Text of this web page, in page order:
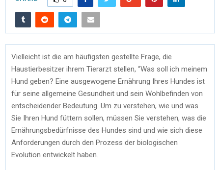
Vielleicht ist die am häufigsten gestellte Frage, die
Haustierbesitzer ihrem Tierarzt stellen, “Was soll ich meinem
Hund geben? Eine ausgewogene Ernährung Ihres Hundes ist
für seine allgemeine Gesundheit und sein Wohlbefinden von
entscheidender Bedeutung. Um zu verstehen, wie und was
Sie Ihren Hund füttern sollen, müssen Sie verstehen, was die
Ernährungsbedürfnisse des Hundes sind und wie sich diese
Anforderungen durch den Prozess der biologischen
Evolution entwickelt haben.